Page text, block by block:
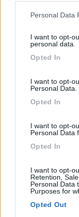
Please note that
not limited to your
grant or deny
use your data for
Personal Data
I want to opt-
personal data.
Opted In
I want to opt-
Personal Data.
Opted In
I want to opt-
Personal Data
Opted In
I want to opt-
Retention,
Personal Data
Purposes for
Opted Out
Campeggio
Riva del Sole